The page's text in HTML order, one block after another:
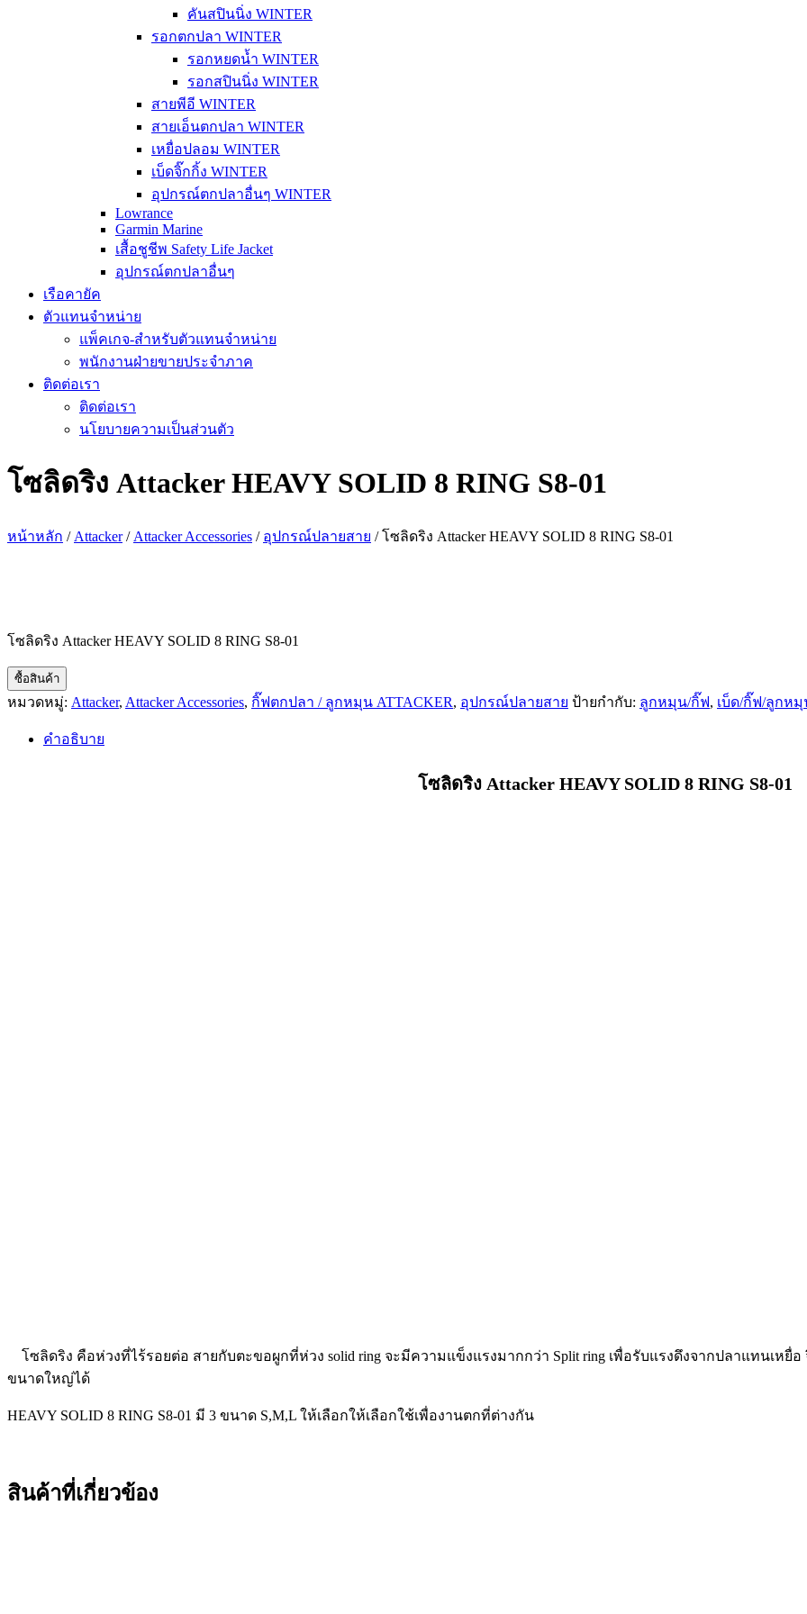
คันสปินนิ่ง WINTER
รอกตกปลา WINTER
รอกหยดน้ำ WINTER
รอกสปินนิ่ง WINTER
สายพีอี WINTER
สายเอ็นตกปลา WINTER
เหยื่อปลอม WINTER
เบ็ดจิ๊กกิ้ง WINTER
อุปกรณ์ตกปลาอื่นๆ WINTER
Lowrance
Garmin Marine
เสื้อชูชีพ Safety Life Jacket
อุปกรณ์ตกปลาอื่นๆ
เรือคายัค
ตัวแทนจำหน่าย
แพ็คเกจ-สำหรับตัวแทนจำหน่าย
พนักงานฝ่ายขายประจำภาค
ติดต่อเรา
ติดต่อเรา
นโยบายความเป็นส่วนตัว
โซลิดริง Attacker HEAVY SOLID 8 RING S8-01
หน้าหลัก / Attacker/ Attacker Accessories / อุปกรณ์ปลายสาย / โซลิดริง Attacker HEAVY SOLID 8 RING S8-01
โซลิดริง Attacker HEAVY SOLID 8 RING S8-01
ซื้อสินค้า
หมวดหมู่: Attacker, Attacker Accessories, กิ๊ฟตกปลา / ลูกหมุน ATTACKER, อุปกรณ์ปลายสาย ป้ายกำกับ: ลูกหมุน/กิ๊ฟ, เบ็ด/กิ๊ฟ/ลูกห
คำอธิบาย
โซลิดริง Attacker HEAVY SOLID 8 RING S8-01
โซลิดริง คือห่วงที่ไร้รอยต่อ สายกับตะขอผูกที่ห่วง solid ring จะมีความแข็งแรงมากกว่า Split ring เพื่อรับแรงดึงจากปลาแทนเหยื่อ
ขนาดใหญ่ได้
HEAVY SOLID 8 RING S8-01 มี 3 ขนาด S,M,L ให้เลือกให้เลือกใช้เพื่องานตกที่ต่างกัน
สินค้าที่เกี่ยวข้อง